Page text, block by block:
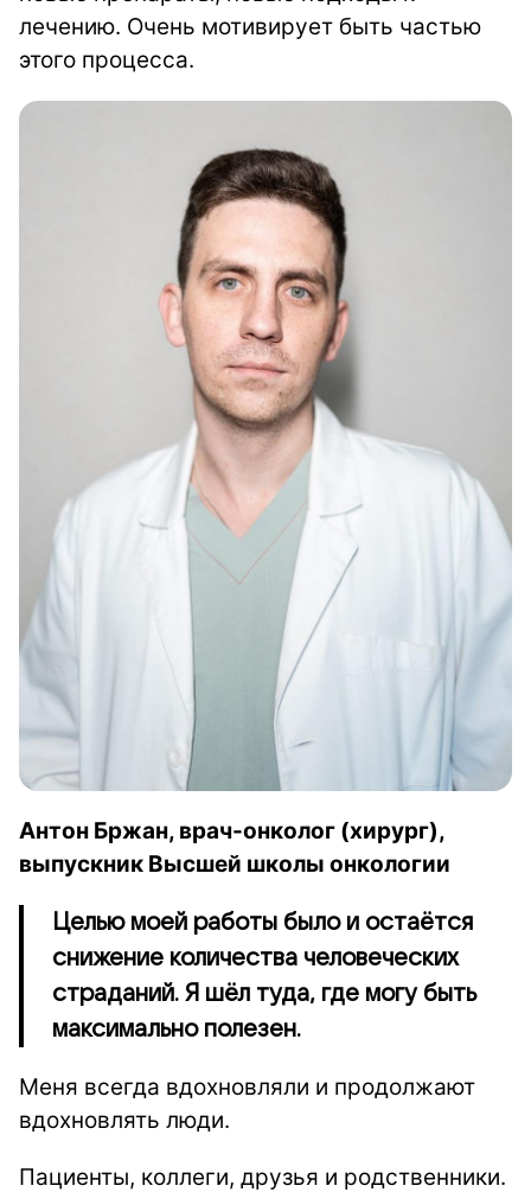
лечению. Очень мотивирует быть частью
этого процесса.
Антон Бржан, врач-онколог (хирург),
выпускник Высшей школы онкологии
Целью моей работы было и остаётся
снижение количества человеческих
страданий. Я шёл туда, где могу быть
максимально полезен.
Меня всегда вдохновляли и продолжают
вдохновлять люди.
Пациенты, коллеги, друзья и родственники.